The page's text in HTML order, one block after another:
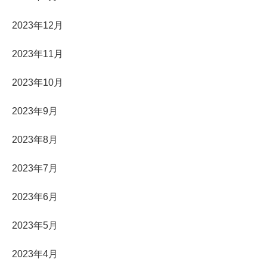
2023年12月
2023年11月
2023年10月
2023年9月
2023年8月
2023年7月
2023年6月
2023年5月
2023年4月